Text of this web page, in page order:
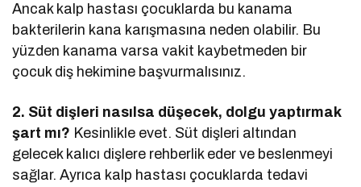
Ancak kalp hastası çocuklarda bu kanama
bakterilerin kana karışmasına neden olabilir. Bu
yüzden kanama varsa vakit kaybetmeden bir
çocuk diş hekimine başvurmalısınız.
2. Süt dişleri nasılsa düşecek, dolgu yaptırmak
şart mı? Kesinlikle evet. Süt dişleri altından
gelecek kalıcı dişlere rehberlik eder ve beslenmeyi
sağlar. Ayrıca kalp hastası çocuklarda tedavi